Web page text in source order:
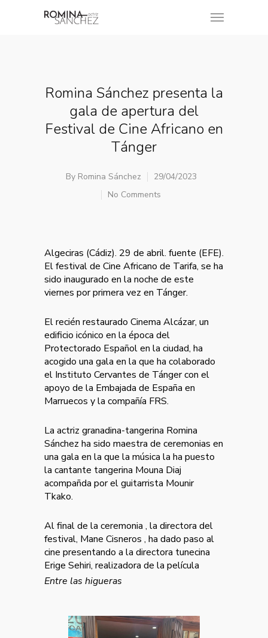
Romina Sánchez presenta la
gala de apertura del
Festival de Cine Africano en
Tánger
By Romina Sánchez
29/04/2023
No Comments
Algeciras (Cádiz). 29 de abril. fuente (EFE).
El festival de Cine Africano de Tarifa, se ha
sido inaugurado en la noche de este
viernes por primera vez en Tánger.
El recién restaurado Cinema Alcázar, un
edificio icónico en la época del
Protectorado Español en la ciudad, ha
acogido una gala en la que ha colaborado
el Instituto Cervantes de Tánger con el
apoyo de la Embajada de España en
Marruecos y la compañía FRS.
La actriz granadina-tangerina Romina
Sánchez ha sido maestra de ceremonias en
una gala en la que la música la ha puesto
la cantante tangerina Mouna Diaj
acompañda por el guitarrista Mounir
Tkako.
Al final de la ceremonia , la directora del
festival, Mane Cisneros , ha dado paso al
cine presentando a la directora tunecina
Erige Sehiri, realizadora de la película
Entre las higueras